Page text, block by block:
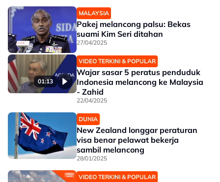
MALAYSIA
Pakej melancong palsu: Bekas
suami Kim Seri ditahan
27/04/2025
01:13
VIDEO TERKINI & POPULAR
Wajar sasar 5 peratus penduduk
Indonesia melancong ke Malaysia
- Zahid
22/04/2025
DUNIA
New Zealand longgar peraturan
visa benar pelawat bekerja
sambil melancong
28/01/2025
VIDEO TERKINI & POPULAR